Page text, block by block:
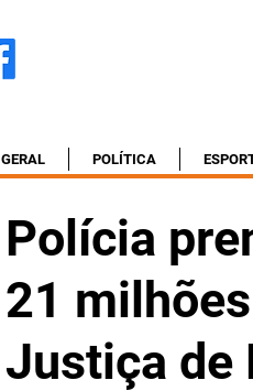
GERAL POLÍTICA
Polícia
21
Justiça de